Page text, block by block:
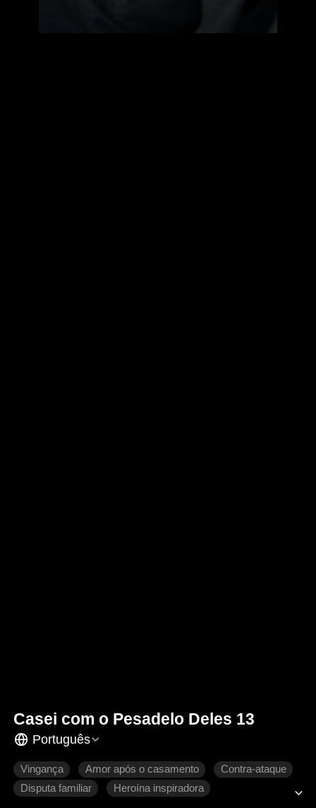
Casei com o Pesadelo Deles 13
Português
Vingança Amor após o casamento
Contra-ataque
Disputa familiar
Heroína inspiradora